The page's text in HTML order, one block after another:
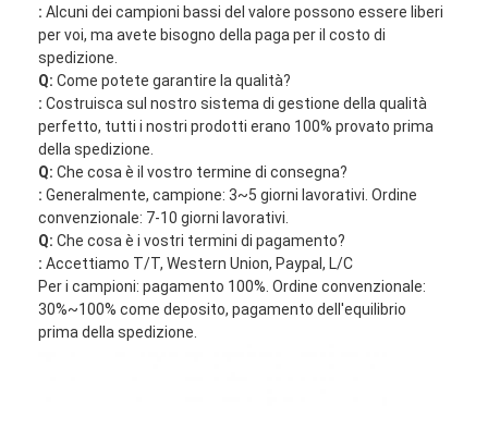
:Alcuni dei campioni bassi del valore possono essere liberi
per voi, ma avete bisogno della paga per il costo di
spedizione.
Q:Come potete garantire la qualità?
:Costruisca sul nostro sistema di gestione della qualità
perfetto, tutti i nostri prodotti erano 100% provato prima
della spedizione.
Q:Che cosa è il vostro termine di consegna?
:Generalmente, campione: 3~5 giorni lavorativi. Ordine
convenzionale: 7-10 giorni lavorativi.
Q:Che cosa è i vostri termini di pagamento?
:Accettiamo T/T, Western Union, Paypal, L/C
Per i campioni: pagamento 100%. Ordine convenzionale:
30%~100% come deposito, pagamento dell'equilibrio
prima della spedizione.